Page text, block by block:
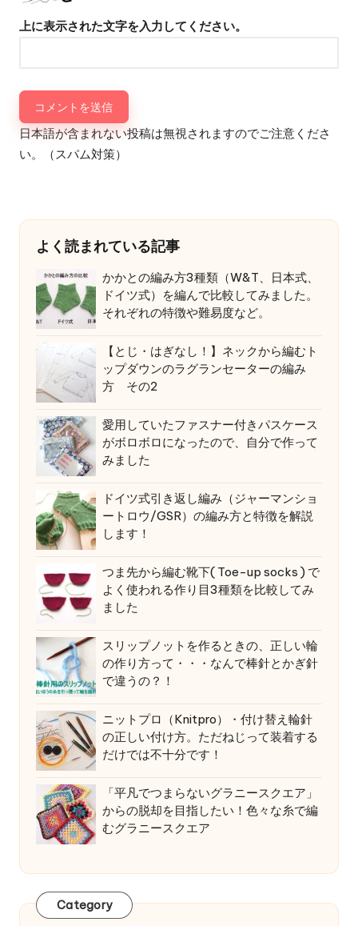
上に表示された文字を入力してください。
日本語が含まれない投稿は無視されますのでご注意くださ
い。（スパム対策）
よく読まれている記事
かかとの編み方3種類（W&T、日本式、
ドイツ式）を編んで比較してみました。
それぞれの特徴や難易度など。
【とじ・はぎなし！】ネックから編むト
ップダウンのラグランセーターの編み
方 その2
愛用していたファスナー付きパスケース
がボロボロになったので、自分で作って
みました
ドイツ式引き返し編み（ジャーマンショ
ートロウ/GSR）の編み方と特徴を解説
します！
つま先から編む靴下( Toe-up socks ) で
よく使われる作り目3種類を比較してみ
ました
スリップノットを作るときの、正しい輪
の作り方って・・・なんで棒針とかぎ針
で違うの？！
ニットプロ（Knitpro）・付け替え輪針
の正しい付け方。ただねじって装着する
だけでは不十分です！
「平凡でつまらないグラニースクエア」
からの脱却を目指したい！色々な糸で編
むグラニースクエア
Category